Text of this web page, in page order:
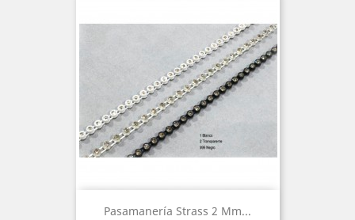
Pasamanería Strass 2 Mm...